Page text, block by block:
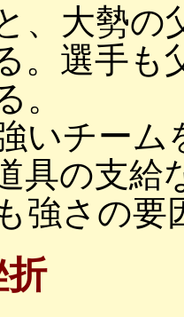
、大勢の
。選手も
。
いチー
具の支給
強さの要
折